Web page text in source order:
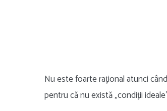
Nu este foarte rațional atunci
pentru că nu există „condiții